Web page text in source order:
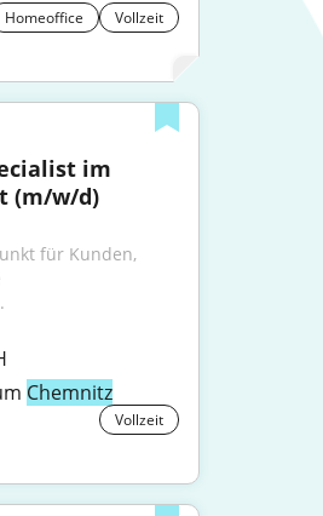
Homeoffice Vollzeit
im
(m/w/d)
für Kunden,
Chemnitz
Vollzeit